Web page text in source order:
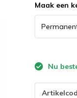
Maak een
Nu